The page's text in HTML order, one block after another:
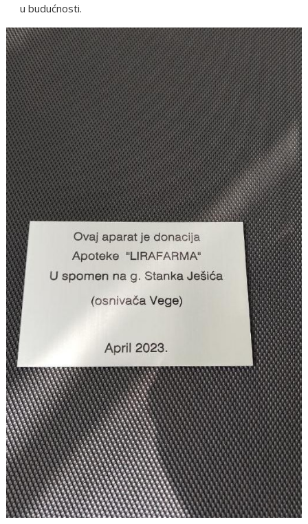
u budućnosti.